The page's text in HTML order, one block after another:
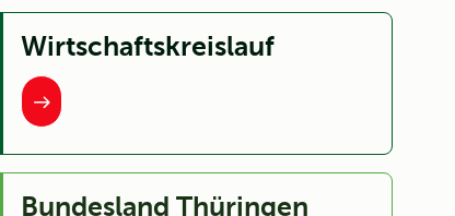
Wirtschaftskreislauf
Bundesland Thüringen